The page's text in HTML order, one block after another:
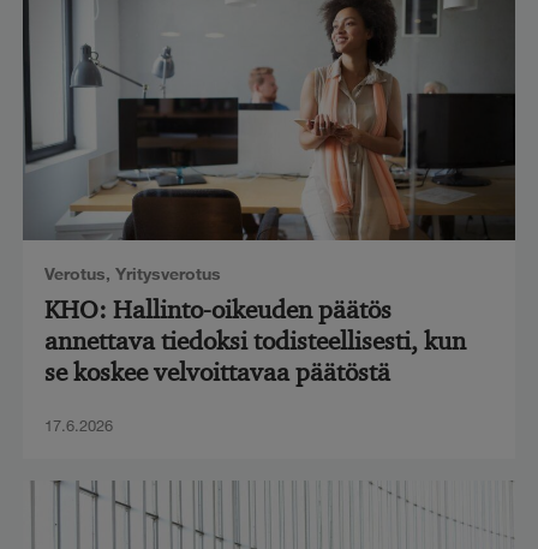
Verotus, Yritysverotus
KHO: Hallinto-oikeuden päätös
annettava tiedoksi todisteellisesti, kun
se koskee velvoittavaa päätöstä
17.6.2026